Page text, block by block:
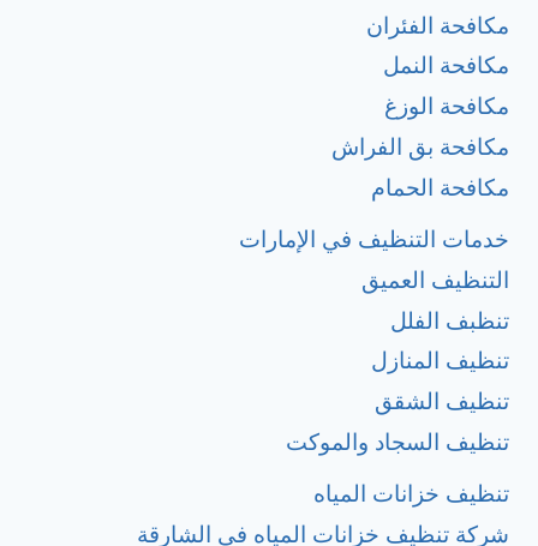
مكافحة الفئران
مكافحة النمل
مكافحة الوزغ
مكافحة بق الفراش
مكافحة الحمام
خدمات التنظيف في الإمارات
التنظيف العميق
تنظبف الفلل
تنظيف المنازل
تنظيف الشقق
تنظيف السجاد والموكت
تنظيف خزانات المياه
شركة تنظيف خزانات المياه في الشارقة